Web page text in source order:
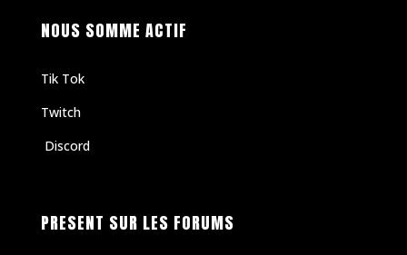
NOUS SOMME ACTIF
Tik Tok
Twitch
Discord
PRESENT SUR LES FORUMS